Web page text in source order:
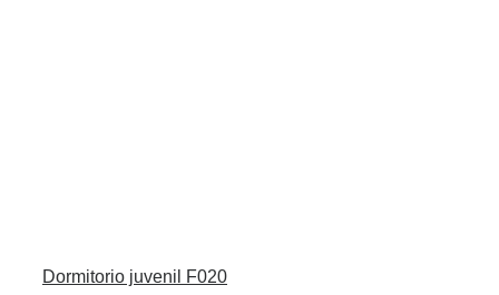
Dormitorio juvenil F020